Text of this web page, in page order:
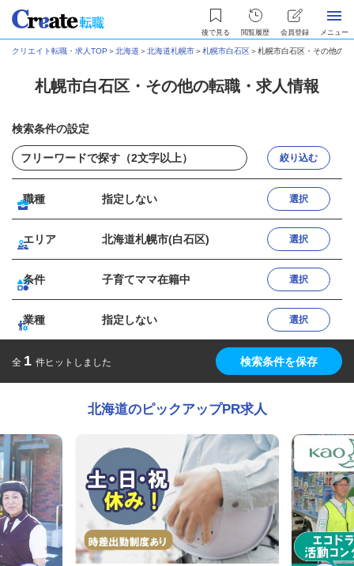
後で見る 閲覧履歴 会員登録 メニュー
クリエイト転職・求人TOP ＞北海道 ＞北海道札幌市＞札幌市白石区＞札幌市白石区・その他の
札幌市白石区・その他の転職・求人情報
検索条件の設定
絞り込む
職種 指定しない 選択
エリア 北海道札幌市(白石区) 選択
条件 子育てママ在籍中 選択
業種 指定しない 選択
全 1 件ヒットしました 検索条件を保存
北海道のピックアップPR求人